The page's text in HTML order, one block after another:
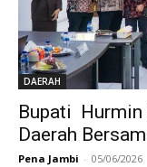
DAERAH
Bupati Hurmin
Daerah
Pena Jambi - 05/06/2026